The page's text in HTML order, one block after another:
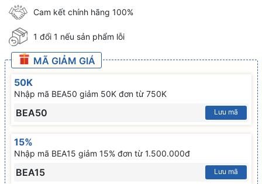
Cam kết chính hãng 100%
1 đổi 1 nếu sản phẩm lỗi
MÃ GIẢM GIÁ
50K
Nhập mã BEA50 giảm 50K đơn từ 750K
BEA50 Lưu mã
15%
Nhập mã BEA15 giảm 15% đơn từ 1.500.000đ
BEA15 Lưu mã